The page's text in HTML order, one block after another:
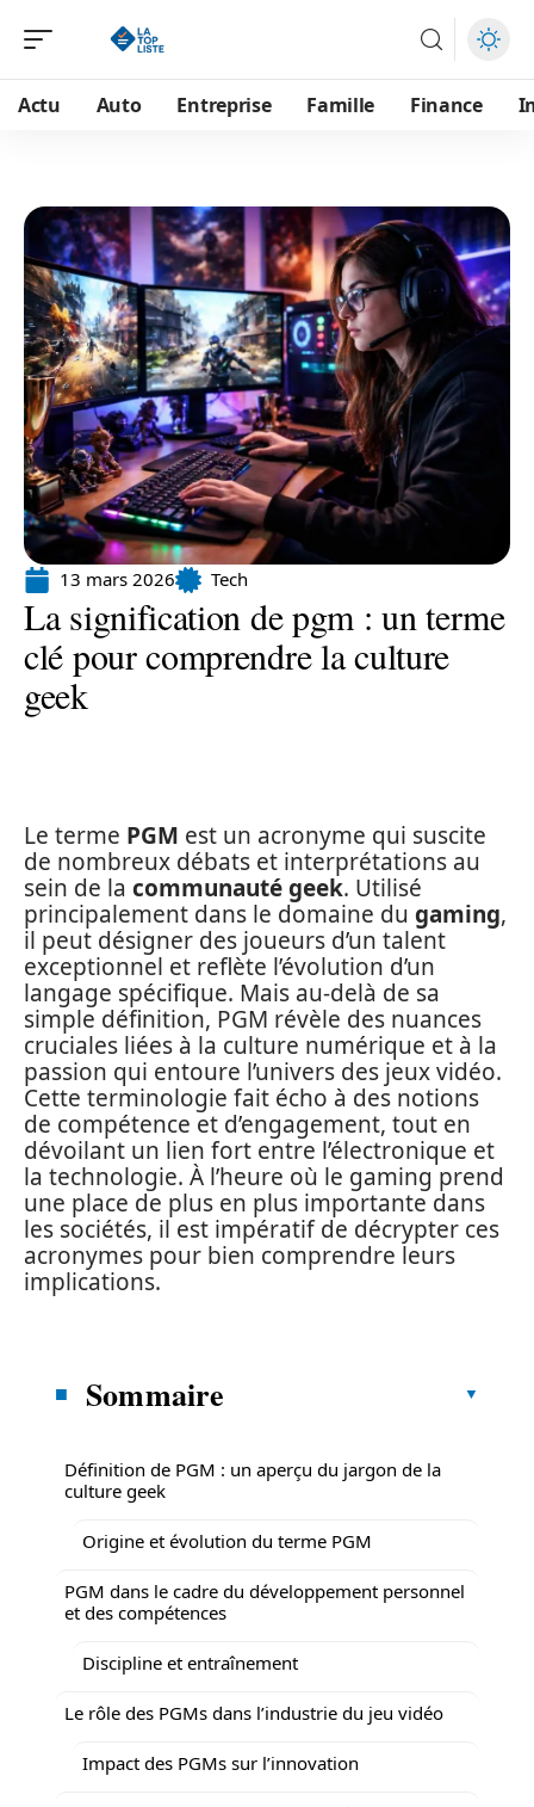
Actu Auto Entreprise Famille Finance
13 mars 2026 Tech
La signification de pgm : un terme
clé pour comprendre la culture
geek
Le terme PGM est un acronyme qui suscite
de nombreux débats et interprétations au
sein de la communauté geek. Utilisé
principalement dans le domaine du gaming,
il peut désigner des joueurs d’un talent
exceptionnel et reflète l’évolution d’un
langage spécifique. Mais au-delà de sa
simple définition, PGM révèle des nuances
cruciales liées à la culture numérique et à la
passion qui entoure l’univers des jeux vidéo.
Cette terminologie fait écho à des notions
de compétence et d’engagement, tout en
dévoilant un lien fort entre l’électronique et
la technologie. À l’heure où le gaming prend
une place de plus en plus importante dans
les sociétés, il est impératif de décrypter ces
acronymes pour bien comprendre leurs
implications.
Sommaire
Définition de PGM : un aperçu du jargon de la
culture geek
Origine et évolution du terme PGM
PGM dans le cadre du développement personnel
et des compétences
Discipline et entraînement
Le rôle des PGMs dans l’industrie du jeu vidéo
Impact des PGMs sur l’innovation